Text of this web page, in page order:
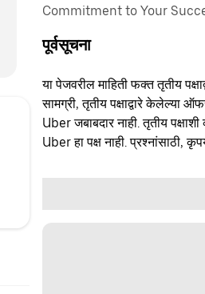
Commitment to Your
पूर्वसूचना
या पेजवरील माहिती फक्त तृतीय
सामग्री, तृतीय पक्षाद्वारे केलेल्या
Uber जबाबदार नाही. तृतीय
Uber हा पक्ष नाही. प्रश्नांसाठी,